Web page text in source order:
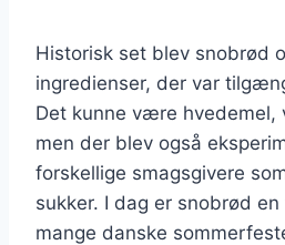
Historisk set blev snobrød
ingredienser, der var
Det kunne være
men der blev også
forskellige smagsgivere
sukker. I dag er snobrød
mange danske